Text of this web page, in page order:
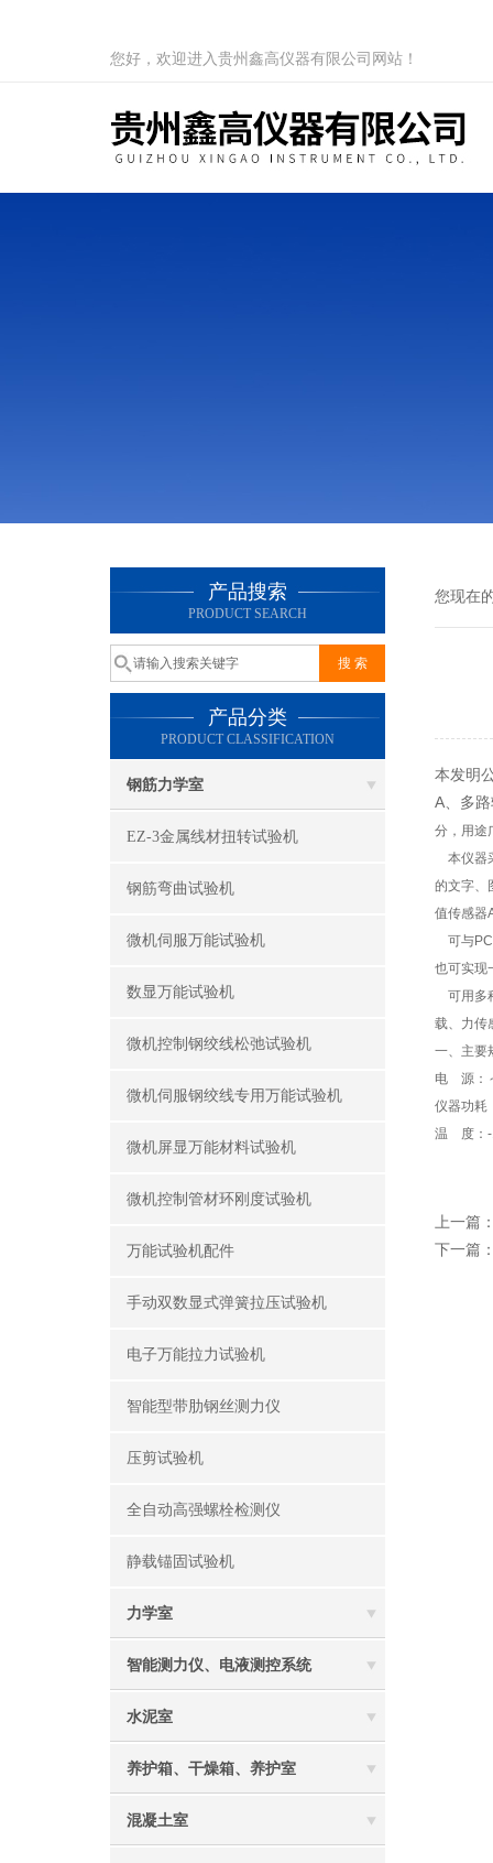
您好，欢迎进入贵州鑫高仪器有限公司网站！
产品搜索
PRODUCT SEARCH
产品分类
PRODUCT CLASSIFICATION
钢筋力学室
EZ-3金属线材扭转试验机
钢筋弯曲试验机
微机伺服万能试验机
数显万能试验机
微机控制钢绞线松弛试验机
微机伺服钢绞线专用万能试验机
微机屏显万能材料试验机
微机控制管材环刚度试验机
万能试验机配件
手动双数显式弹簧拉压试验机
电子万能拉力试验机
智能型带肋钢丝测力仪
压剪试验机
全自动高强螺栓检测仪
静载锚固试验机
力学室
智能测力仪、电液测控系统
水泥室
养护箱、干燥箱、养护室
混凝土室
您现在
本发明
A、多
分，用途
本仪器
的文字、
值传感器
可与PC
也可实现
可用多
载、力传
一、主要
电 源：
仪器功耗
温 度：-
上一篇
下一篇